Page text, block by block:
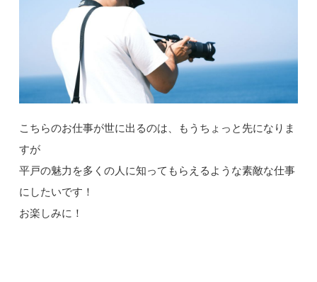
こちらのお仕事が世に出るのは、もうちょっと先になりま
すが
平戸の魅力を多くの人に知ってもらえるような素敵な仕事
にしたいです！
お楽しみに！